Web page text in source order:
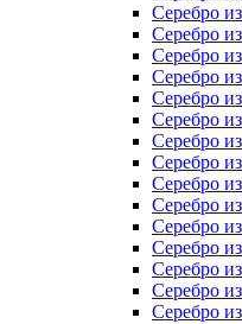
Серебро
Серебро
Серебро
Серебро
Серебро
Серебро
Серебро
Серебро
Серебро
Серебро
Серебро
Серебро
Серебро
Серебро
Серебро